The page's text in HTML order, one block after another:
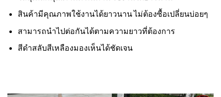
สินค้ามีคุณภาพใช้งานได้ยาวนาน ไม่ต้องซื้อเปลี่ยนบ่อยๆ
สามารถนำไปต่อกันได้ตามความยาวที่ต้องการ
สีดำสลับสีเหลืองมองเห็นได้ชัดเจน